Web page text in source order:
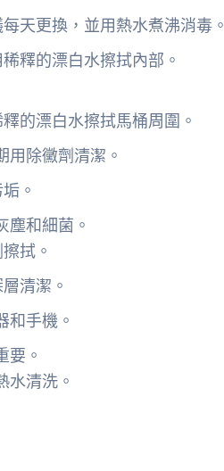
天更換，並用熱水煮沸消毒。
釋的漂白水擦拭內部。
的漂白水擦拭馬桶周圍。
用除黴劑清潔。
。
塵和細菌。
拭。
清潔。
和手機。
要。
水清洗。